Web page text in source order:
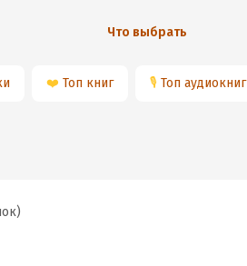
Что выбрать
❤️ Топ книг 🎙 Топ аудиокниг
)